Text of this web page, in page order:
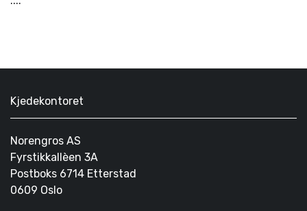
Kjedekontoret
Norengros AS
Fyrstikkallèen 3A
Postboks 6714 Etterstad
0609 Oslo